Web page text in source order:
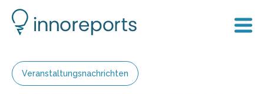
Veranstaltungsnachrichten